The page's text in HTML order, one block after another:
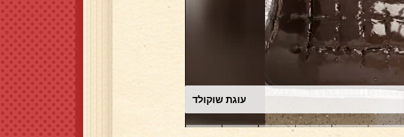
עוגת שוקולד